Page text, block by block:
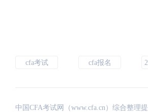
cfa考试 cfa报名
中国CFA考试网（www.cfa.cn）综合整理